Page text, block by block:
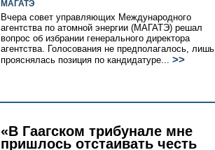
МАГАТЭ
Вчера совет управляющих Международного
агентства по атомной энергии (МАГАТЭ) решал
вопрос об избрании генерального директора
агентства. Голосования не предполагалось, лишь
прояснялась позиция по кандидатуре... >>
«В Гаагском трибунале мне
пришлось отстаивать честь